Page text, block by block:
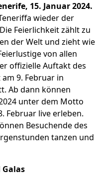
15. Januar 2024.
wieder der
Feierlichkeit zählt zu
der Welt und zieht wie
von allen
offizielle Auftakt des
9. Februar in
Ab dann können
unter dem Motto
Februar live erleben.
Besuchende des
tanzen und